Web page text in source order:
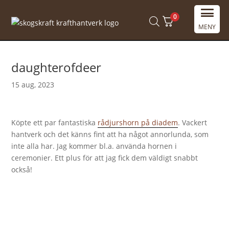
0
MENY
daughterofdeer
15 aug, 2023
Köpte ett par fantastiska rådjurshorn på diadem. Vackert
hantverk och det känns fint att ha något annorlunda, som
inte alla har. Jag kommer bl.a. använda hornen i
ceremonier. Ett plus för att jag fick dem väldigt snabbt
också!